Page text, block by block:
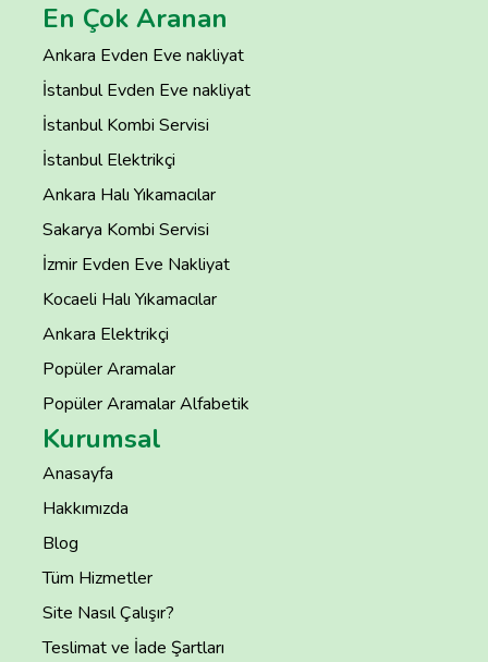
En Çok Aranan
Ankara Evden Eve nakliyat
İstanbul Evden Eve nakliyat
İstanbul Kombi Servisi
İstanbul Elektrikçi
Ankara Halı Yıkamacılar
Sakarya Kombi Servisi
İzmir Evden Eve Nakliyat
Kocaeli Halı Yıkamacılar
Ankara Elektrikçi
Popüler Aramalar
Popüler Aramalar Alfabetik
Kurumsal
Anasayfa
Hakkımızda
Blog
Tüm Hizmetler
Site Nasıl Çalışır?
Teslimat ve İade Şartları